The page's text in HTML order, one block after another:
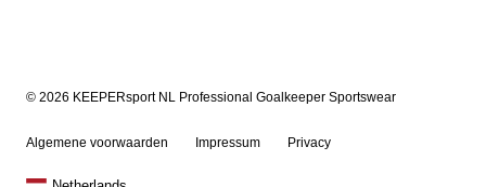
© 2026 KEEPERsport NL Professional Goalkeeper Sportswear
Algemene voorwaarden Impressum Privacy